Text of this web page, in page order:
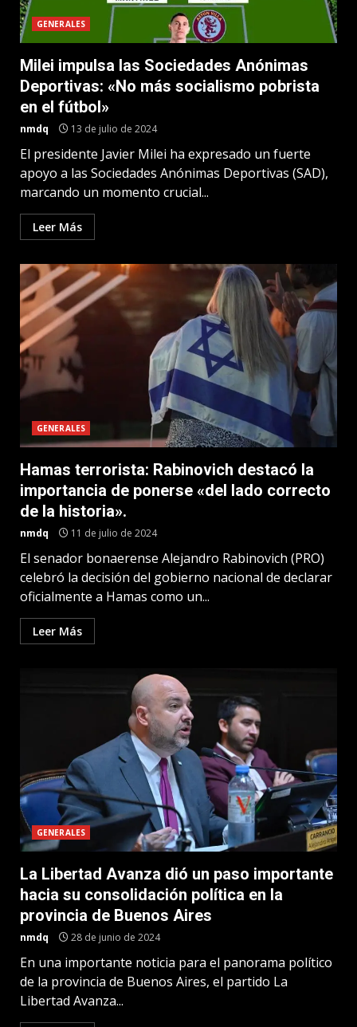
GENERALES
Milei impulsa las Sociedades Anónimas
Deportivas: «No más socialismo pobrista
en el fútbol»
nmdq 13 de julio de 2024
El presidente Javier Milei ha expresado un fuerte
apoyo a las Sociedades Anónimas Deportivas (SAD),
marcando un momento crucial...
Leer Más
GENERALES
Hamas terrorista: Rabinovich destacó la
importancia de ponerse «del lado correcto
de la historia».
nmdq 11 de julio de 2024
El senador bonaerense Alejandro Rabinovich (PRO)
celebró la decisión del gobierno nacional de declarar
oficialmente a Hamas como un...
Leer Más
GENERALES
La Libertad Avanza dió un paso importante
hacia su consolidación política en la
provincia de Buenos Aires
nmdq 28 de junio de 2024
En una importante noticia para el panorama político
de la provincia de Buenos Aires, el partido La
Libertad Avanza...